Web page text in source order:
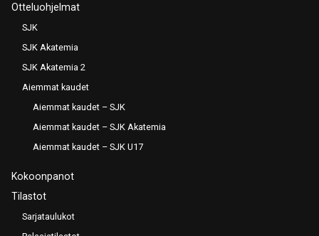
Otteluohjelmat
SJK
SJK Akatemia
SJK Akatemia 2
Aiemmat kaudet
Aiemmat kaudet – SJK
Aiemmat kaudet – SJK Akatemia
Aiemmat kaudet – SJK U17
Kokoonpanot
Tilastot
Sarjataulukot